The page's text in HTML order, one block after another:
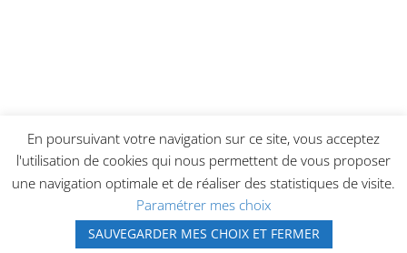
Réalisation
En poursuivant votre navigation sur ce site, vous acceptez
l'utilisation de cookies qui nous permettent de vous proposer
une navigation optimale et de réaliser des statistiques de visite.
Paramétrer mes choix
SAUVEGARDER MES CHOIX ET FERMER